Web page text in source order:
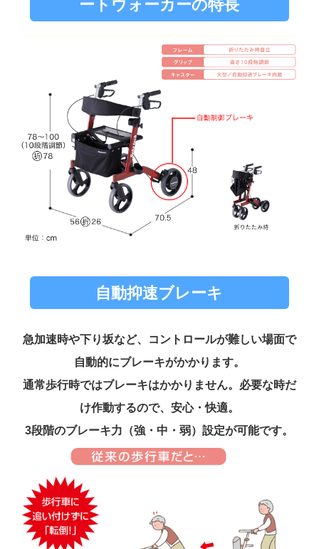
ートウォーカーの特長
自動抑速ブレーキ
急加速時や下り坂など、コントロールが難しい場面で
自動的にブレーキがかかります。
通常歩行時ではブレーキはかかりません。必要な時だ
け作動するので、安心・快適。
3段階のブレーキ力（強・中・弱）設定が可能です。